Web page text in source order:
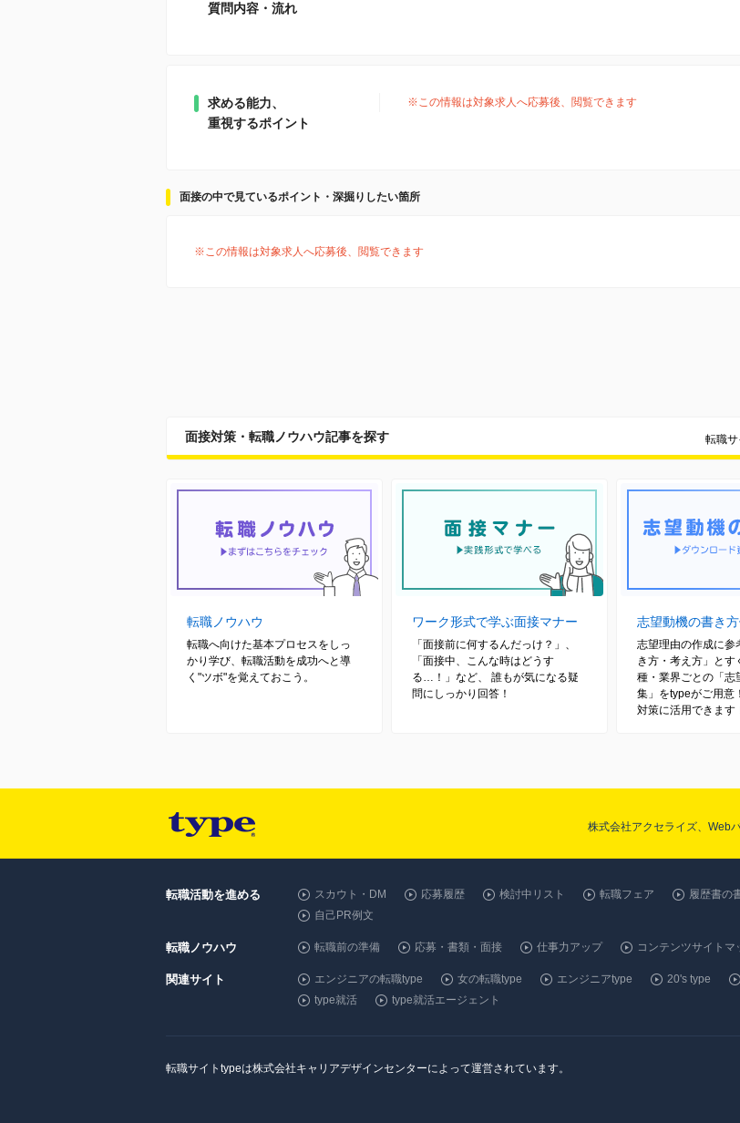
質問内容・流れ
求める能力、
重視するポイント
※この情報は対象求人へ応募後、閲覧できます
面接の中で見ているポイント・深掘りしたい箇所
※この情報は対象求人へ応募後、閲覧できます
面接対策・転職ノウハウ記事を探す 転職サ
転職ノウハウ
転職へ向けた基本プロセスをしっ
かり学び、転職活動を成功へと導
く"ツボ"を覚えておこう。
ワーク形式で学ぶ面接マナー
「面接前に何するんだっけ？」、
「面接中、こんな時はどうす
る…！」など、 誰もが気になる疑
問にしっかり回答！
志望動機の書き方
志望理由の作成に参
き方・考え方」とす
種・業界ごとの「志
集」をtypeがご用意
対策に活用できます
株式会社アクセライズ、Web
転職活動を進める スカウト・DM 応募履歴 検討中リスト 転職フェア 履歴書の
自己PR例文
転職ノウハウ 転職前の準備 応募・書類・面接 仕事力アップ コンテンツサイトマ
関連サイト エンジニアの転職type 女の転職type エンジニアtype 20's type
type就活
type就活エージェント
転職サイトtypeは株式会社キャリアデザインセンターによって運営されています。